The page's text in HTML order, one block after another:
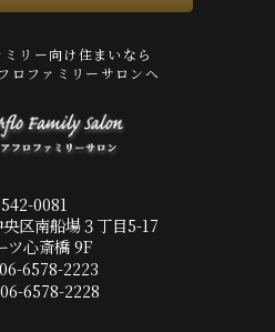
リー向け住まいなら
ロファミリーサロンへ
0081
区南船場３丁目5-17
ツ心斎橋 9F
6578-2223
6578-2228